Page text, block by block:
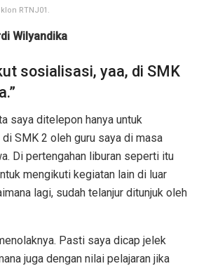
RTNJ01.
Wilyandika
sosialisasi, yaa, di SMK
saya ditelepon hanya untuk
SMK 2 oleh guru saya di masa
Di pertengahan liburan seperti itu
mengikuti kegiatan lain di luar
lagi, sudah telanjur ditunjuk oleh
Pasti saya dicap jelek
juga dengan nilai pelajaran jika